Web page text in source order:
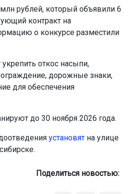
рублей, который объявили 6
контракт на
о конкурсе разместили
откос насыпи,
ограждение, дорожные знаки,
для обеспечения
до 30 ноября 2026 года.
установят на улице
Поделиться новостью: